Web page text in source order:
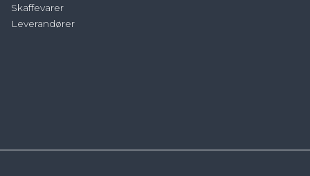
Skaffevarer
Leverandører